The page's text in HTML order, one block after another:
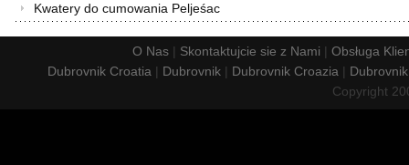
Kwatery do cumowania Peljeśac
O Nas| Skontaktujcie sie z Nami | Obsługa
Dubrovnik Croatia | Dubrovnik| Dubrovnik Croazia |
Copyright